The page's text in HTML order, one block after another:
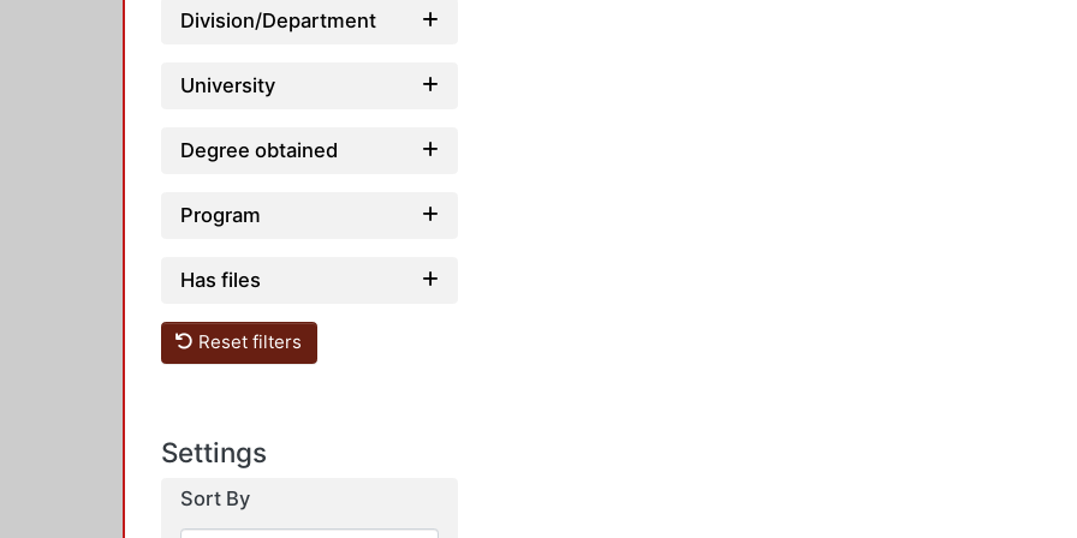
Division/Department
University
Degree obtained
Program
Has files
Reset filters
Settings
Sort By